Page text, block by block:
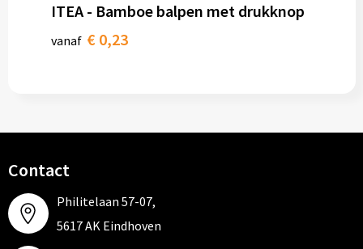
ITEA - Bamboe balpen met drukknop
vanaf € 0,23
Contact
Philitelaan 57-07,
5617 AK Eindhoven